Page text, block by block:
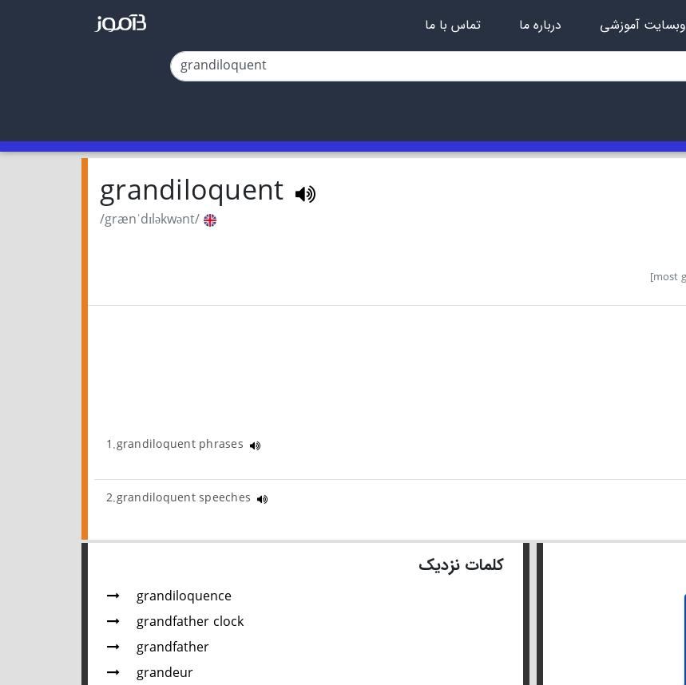
وبسایت آموزشی درباره ما تماس با ما
grandiloquent
/grænˈdɪləkwənt/
1.grandiloquent phrases
2.grandiloquent speeches
کلمات نزدیک
grandiloquence
grandfather clock
grandfather
grandeur